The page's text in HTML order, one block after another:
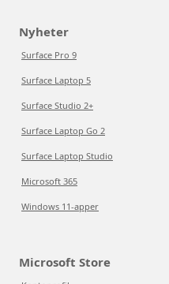
Nyheter
Surface Pro 9
Surface Laptop 5
Surface Studio 2+
Surface Laptop Go 2
Surface Laptop Studio
Microsoft 365
Windows 11-apper
Microsoft Store